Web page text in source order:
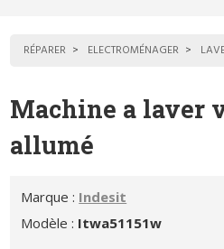
RÉPARER ELECTROMÉNAGER
Machine a laver
allumé
Marque : Indesit
Modèle : Itwa51151w